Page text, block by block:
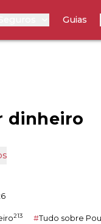
Guias
dinheiro
213 #Tudo sobre